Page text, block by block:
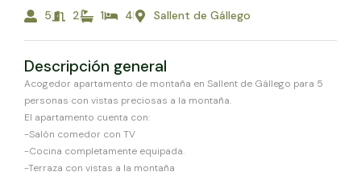
5 2 1 4 Sallent de Gállego
Descripción general
Acogedor apartamento de montaña en Sallent de Gállego para 5
personas con vistas preciosas a la montaña.
El apartamento cuenta con:
-Salón comedor con TV
-Cocina completamente equipada.
-Terraza con vistas a la montaña